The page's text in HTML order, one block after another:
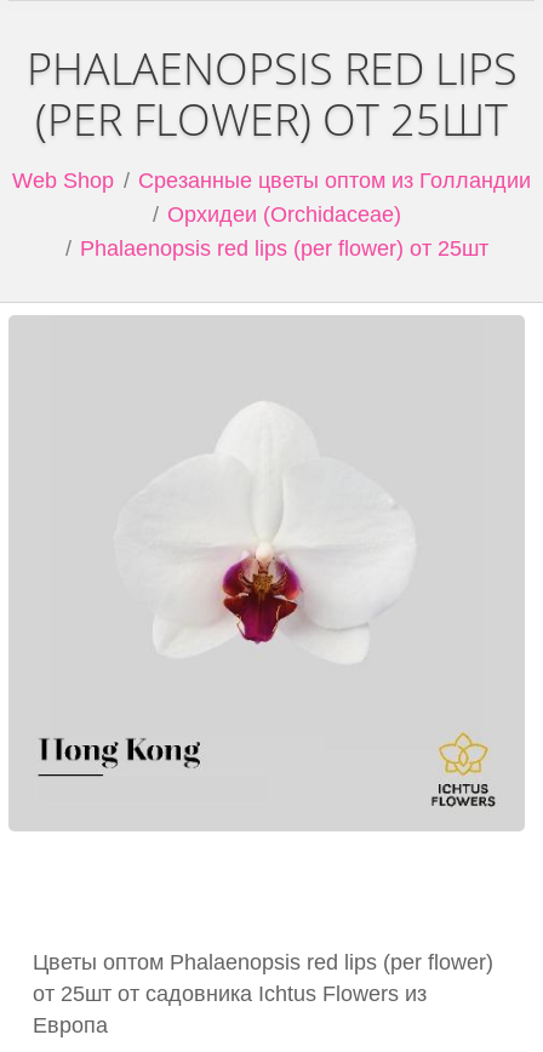
PHALAENOPSIS RED LIPS
(PER FLOWER) ОТ 25ШТ
Web Shop
Срезанные цветы оптом из Голландии
Орхидеи (Orchidaceae)
Phalaenopsis red lips (per flower) от 25шт
Цветы оптом Phalaenopsis red lips (per flower)
от 25шт от садовника Ichtus Flowers из
Европа